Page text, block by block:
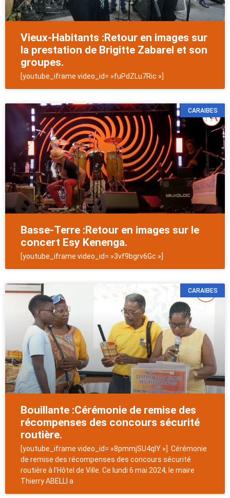
Vieux-Habitants :Retour en images sur
la prestation de Brigitte Zabarel et son
groupes.
[youtube_iframe video_id= »fuPdZLu7Ric »]
CARAIBES
Basse-Terre :Retour en images sur le
concert Esy Kenenga.
[youtube_iframe video_id= »3vf9bgrv6Gc »]
CARAIBES
Bouillante :Cérémonie de remise des
récompenses des concours sécurité
routière.
[youtube_iframe video_id= »8pmmjSU4qIY »] Cérémonie
de remise des récompenses des concours sécurité
routière à l’Hôtel de Ville. Ce lundi 6 mai 2024, le maire
Thierry ABELLI a